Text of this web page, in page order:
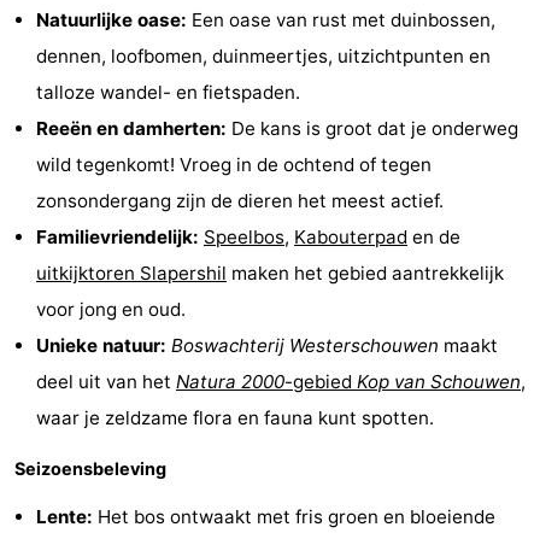
De
Ginsterveld
Livingstone
Greve
Port
Natuurlijke oase: Een oase van rust met duinbossen,
dennen, loofbomen, duinmeertjes, uitzichtpunten en
talloze wandel- en fietspaden.
Reeën en damherten: De kans is groot dat je onderweg
wild tegenkomt! Vroeg in de ochtend of tegen
zonsondergang zijn de dieren het meest actief.
Familievriendelijk: Speelbos, Kabouterpad en de
uitkijktoren Slapershil maken het gebied aantrekkelijk
voor jong en oud.
Unieke natuur: Boswachterij Westerschouwen maakt
deel uit van het Natura 2000-gebied Kop van Schouwen,
waar je zeldzame flora en fauna kunt spotten.
Seizoensbeleving
Lente: Het bos ontwaakt met fris groen en bloeiende